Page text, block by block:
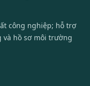
công nghiệp; hỗ trợ
và hồ sơ môi trường